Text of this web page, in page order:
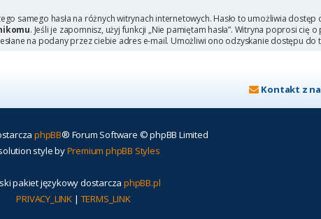
samego hasła na różnych witrynach internetowych. Hasło to umożliwia
. Jeśli je zapomnisz, użyj funkcji „Nie pamiętam hasła”. Witryna poprosi cię
na podany przez ciebie adres e-mail. Umożliwi ono odzyskanie dostępu do
Kontakt z
phpBB® Forum Software © phpBB Limited
style byPremium phpBB Styles
pakiet językowy dostarcza phpBB.pl
PRIVACY_LINK | TERMS_LINK